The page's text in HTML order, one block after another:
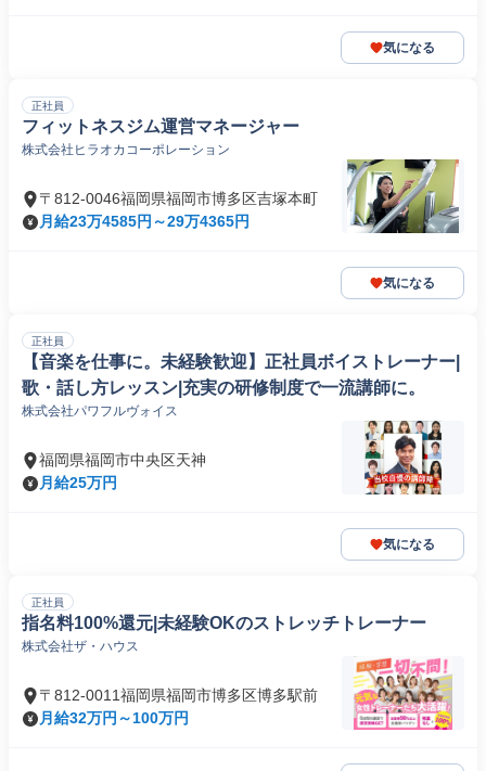
気になる
正社員
フィットネスジム運営マネージャー
株式会社ヒラオカコーポレーション
〒812-0046福岡県福岡市博多区吉塚本町
月給23万4585円～29万4365円
気になる
正社員
【音楽を仕事に。未経験歓迎】正社員ボイストレーナー|
歌・話し方レッスン|充実の研修制度で一流講師に。
株式会社パワフルヴォイス
福岡県福岡市中央区天神
月給25万円
気になる
正社員
指名料100%還元|未経験OKのストレッチトレーナー
株式会社ザ・ハウス
〒812-0011福岡県福岡市博多区博多駅前
月給32万円～100万円